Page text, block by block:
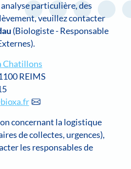
particulière, des
veuillez contacter
(Biologiste - Responsable
Chatillons
REIMS
concernant la logistique
de collectes, urgences),
les responsables de